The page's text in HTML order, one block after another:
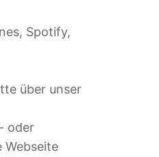
Spotify,
über unser
oder
Webseite